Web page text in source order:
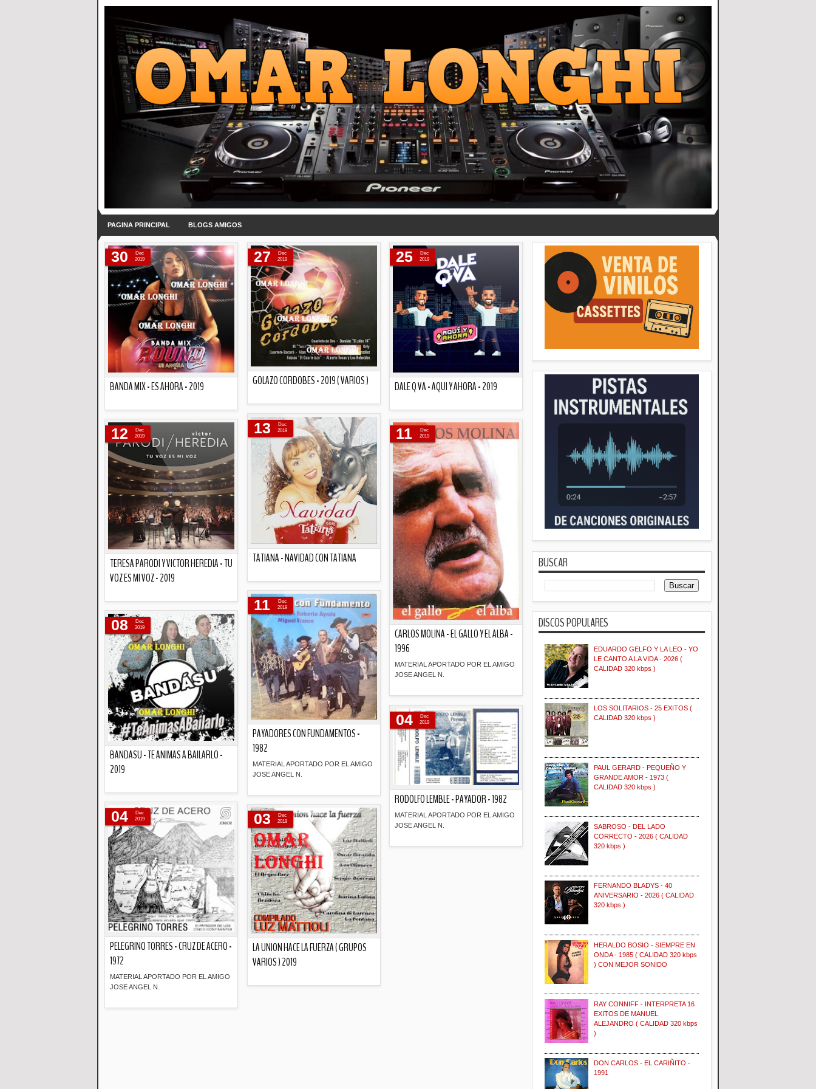
PAGINA PRINCIPAL BLOGS AMIGOS
BANDA MIX - ES AHORA - 2019
30
Dec
2019
GOLAZO CORDOBES - 2019 ( VARIOS )
27
Dec
2019
DALE Q VA - AQUI Y AHORA - 2019
25
Dec
2019
TATIANA - NAVIDAD CON TATIANA
13
Dec
2019
TERESA PARODI Y VICTOR HEREDIA - TU
VOZ ES MI VOZ - 2019
12
Dec
2019
CARLOS MOLINA - EL GALLO Y EL ALBA -
1996
MATERIAL APORTADO POR EL AMIGO
JOSE ANGEL N.
11
Dec
2019
PAYADORES CON FUNDAMENTOS -
1982
MATERIAL APORTADO POR EL AMIGO
JOSE ANGEL N.
11
Dec
2019
BANDASU - TE ANIMAS A BAILARLO -
2019
08
Dec
2019
RODOLFO LEMBLE - PAYADOR - 1982
MATERIAL APORTADO POR EL AMIGO
JOSE ANGEL N.
04
Dec
2019
PELEGRINO TORRES - CRUZ DE ACERO -
1972
MATERIAL APORTADO POR EL AMIGO
JOSE ANGEL N.
04
Dec
2019
LA UNION HACE LA FUERZA ( GRUPOS
VARIOS ) 2019
03
Dec
2019
BUSCAR
DISCOS POPULARES
EDUARDO GELFO Y LA LEO - YO
LE CANTO A LA VIDA - 2026 (
CALIDAD 320 kbps )
LOS SOLITARIOS - 25 EXITOS (
CALIDAD 320 kbps )
PAUL GERARD - PEQUEÑO Y
GRANDE AMOR - 1973 (
CALIDAD 320 kbps )
SABROSO - DEL LADO
CORRECTO - 2026 ( CALIDAD
320 kbps )
FERNANDO BLADYS - 40
ANIVERSARIO - 2026 ( CALIDAD
320 kbps )
HERALDO BOSIO - SIEMPRE EN
ONDA - 1985 ( CALIDAD 320 kbps
) CON MEJOR SONIDO
RAY CONNIFF - INTERPRETA 16
EXITOS DE MANUEL
ALEJANDRO ( CALIDAD 320 kbps
)
DON CARLOS - EL CARIÑITO -
1991